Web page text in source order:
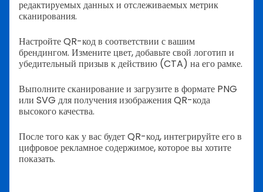
редактируемых данных и отслеживаемых метрик
сканирования.
Настройте QR-код в соответствии с вашим
брендингом. Измените цвет, добавьте свой логотип и
убедительный призыв к действию (CTA) на его рамке.
Выполните сканирование и загрузите в формате PNG
или SVG для получения изображения QR-кода
высокого качества.
После того как у вас будет QR-код, интегрируйте его в
цифровое рекламное содержимое, которое вы хотите
показать.